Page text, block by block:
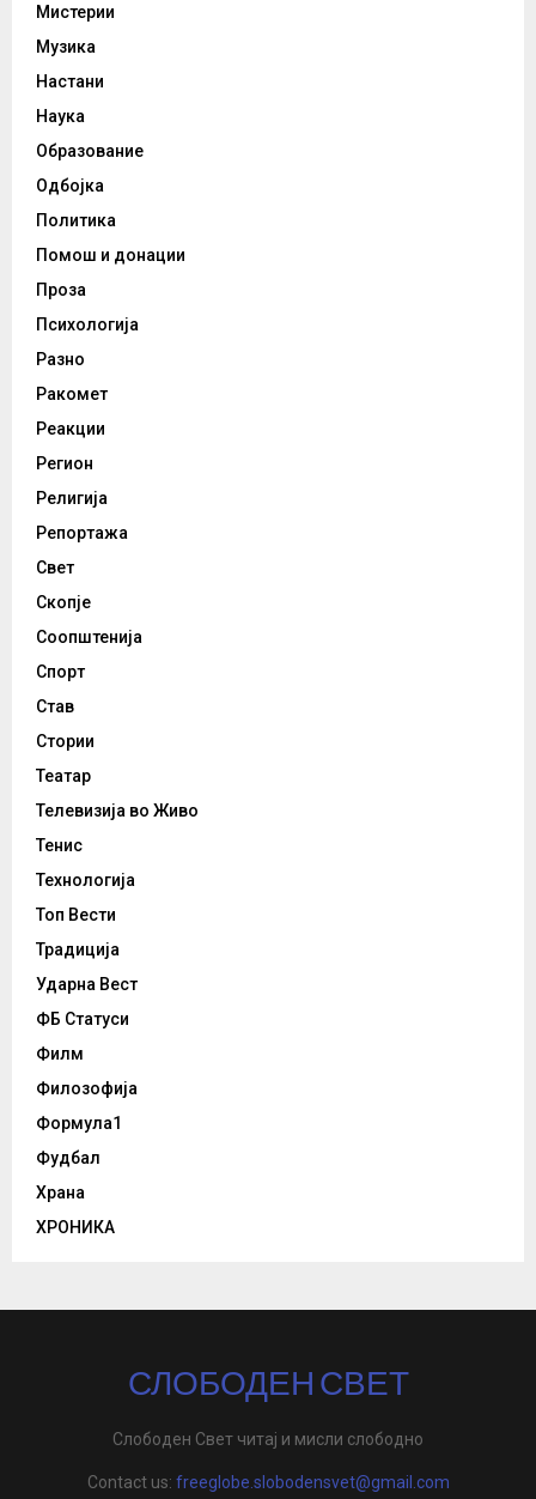
Мистерии
Музика
Настани
Наука
Образование
Одбојка
Политика
Помош и донации
Проза
Психологија
Разно
Ракомет
Реакции
Регион
Религија
Репортажа
Свет
Скопје
Соопштенија
Спорт
Став
Стории
Театар
Телевизија во Живо
Тенис
Технологија
Топ Вести
Традиција
Ударна Вест
ФБ Статуси
Филм
Филозофија
Формула1
Фудбал
Храна
ХРОНИКА
СЛОБОДЕН СВЕТ
Слободен Свет читај и мисли слободно
Contact us: freeglobe.slobodensvet@gmail.com